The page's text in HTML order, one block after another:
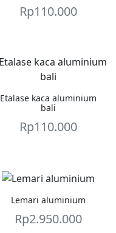
Rp110.000
Etalase kaca aluminium
bali
Rp110.000
Lemari aluminium
Rp2.950.000